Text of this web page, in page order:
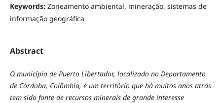
Keywords: Zoneamento ambiental, mineração, sistemas de
informação geográfica
Abstract
O município de Puerto Libertador, localizado no Departamento
de Córdoba, Colômbia, é um território que há muitos anos atrás
tem sido fonte de recursos minerais de grande interesse